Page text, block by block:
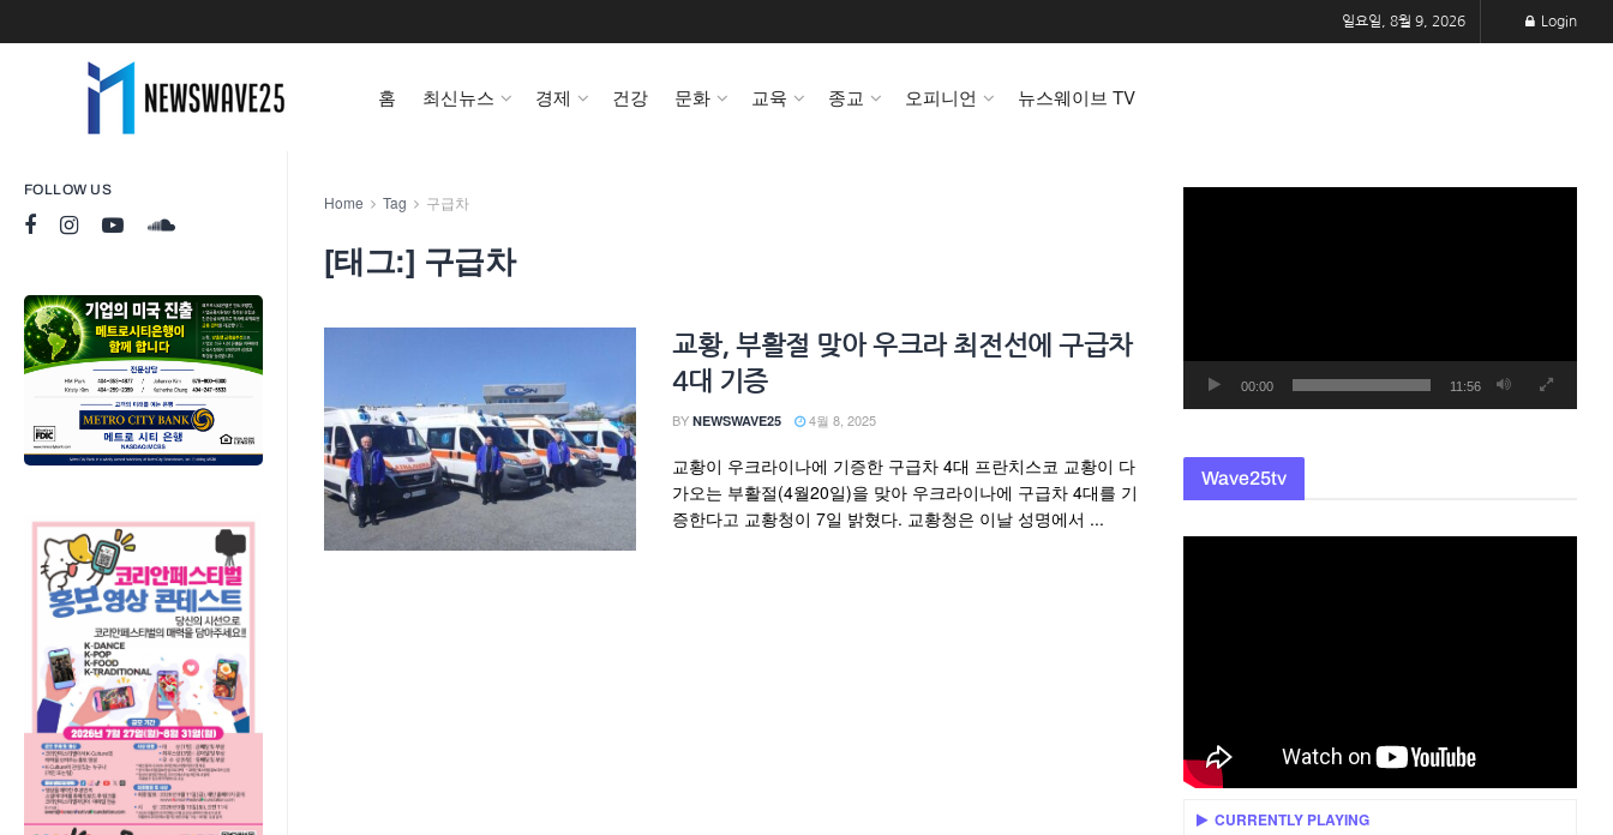
FOLLOW US
일요일, 8월 9, 2026 Login
홈 최신뉴스 경제 건강 문화 교육 종교 오피니언 뉴스웨이브 TV
Home Tag 구급차
[태그:] 구급차
교황, 부활절 맞아 우크라 최전선에 구급차
4대 기증
BY NEWSWAVE25 4월 8, 2025
교황이 우크라이나에 기증한 구급차 4대 프란치스코 교황이 다
가오는 부활절(4월20일)을 맞아 우크라이나에 구급차 4대를 기
증한다고 교황청이 7일 밝혔다. 교황청은 이날 성명에서 ...
00:00 11:56
Wave25tv
CURRENTLY PLAYING